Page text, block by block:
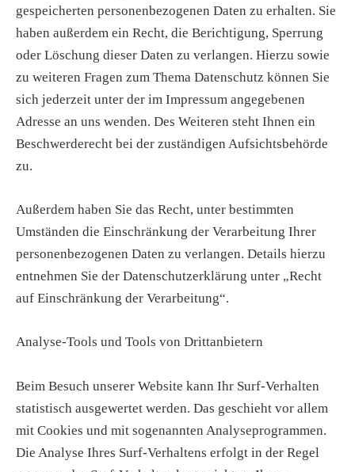
gespeicherten personenbezogenen Daten zu erhalten. Sie
haben außerdem ein Recht, die Berichtigung, Sperrung
oder Löschung dieser Daten zu verlangen. Hierzu sowie
zu weiteren Fragen zum Thema Datenschutz können Sie
sich jederzeit unter der im Impressum angegebenen
Adresse an uns wenden. Des Weiteren steht Ihnen ein
Beschwerderecht bei der zuständigen Aufsichtsbehörde
zu.
Außerdem haben Sie das Recht, unter bestimmten
Umständen die Einschränkung der Verarbeitung Ihrer
personenbezogenen Daten zu verlangen. Details hierzu
entnehmen Sie der Datenschutzerklärung unter „Recht
auf Einschränkung der Verarbeitung“.
Analyse-Tools und Tools von Drittanbietern
Beim Besuch unserer Website kann Ihr Surf-Verhalten
statistisch ausgewertet werden. Das geschieht vor allem
mit Cookies und mit sogenannten Analyseprogrammen.
Die Analyse Ihres Surf-Verhaltens erfolgt in der Regel